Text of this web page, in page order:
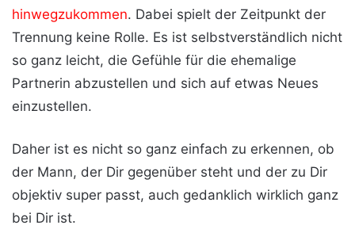
hinwegzukommen. Dabei spielt der Zeitpunkt der
Trennung keine Rolle. Es ist selbstverständlich nicht
so ganz leicht, die Gefühle für die ehemalige
Partnerin abzustellen und sich auf etwas Neues
einzustellen.
Daher ist es nicht so ganz einfach zu erkennen, ob
der Mann, der Dir gegenüber steht und der zu Dir
objektiv super passt, auch gedanklich wirklich ganz
bei Dir ist.